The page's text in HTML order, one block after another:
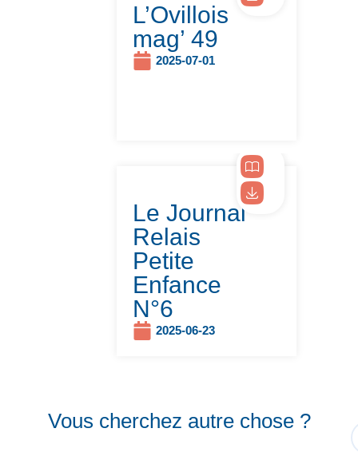
2025-07-01
L’Ovillois
mag’ 49
2025-06-23
Le Journal
Relais
Petite
Enfance
N°6
Vous cherchez autre chose ?